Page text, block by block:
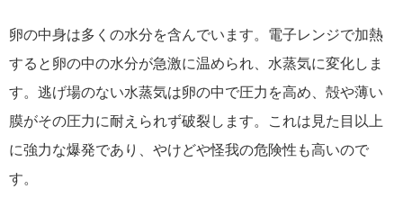
卵の中身は多くの水分を含んでいます。電子レンジで加熱
すると卵の中の水分が急激に温められ、水蒸気に変化しま
す。逃げ場のない水蒸気は卵の中で圧力を高め、殻や薄い
膜がその圧力に耐えられず破裂します。これは見た目以上
に強力な爆発であり、やけどや怪我の危険性も高いので
す。